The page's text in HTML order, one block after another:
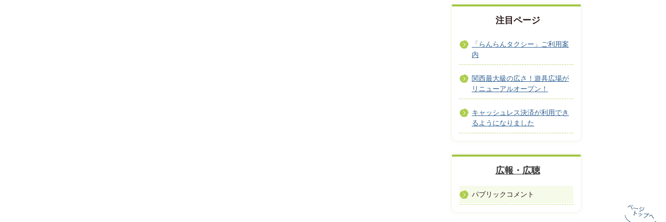
注目ページ
「らんらんタクシー」ご利用案
内
関西最大級の広さ！遊具広場が
リニューアルオープン！
キャッシュレス決済が利用でき
るようになりました
広報・広聴
パブリックコメント